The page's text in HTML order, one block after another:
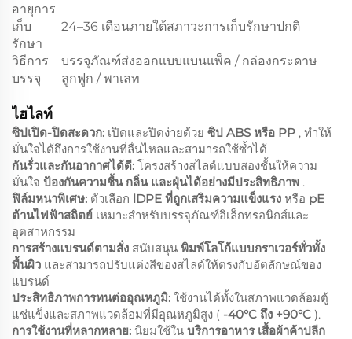
อายุการ
เก็บ
รักษา
24–36 เดือนภายใต้สภาวะการเก็บรักษาปกติ
วิธีการ
บรรจุ
บรรจุภัณฑ์ส่งออกแบบแบนแพ็ค / กล่องกระดาษ
ลูกฟูก / พาเลท
ไฮไลท์
ซิปเปิด-ปิดสะดวก: เปิดและปิดง่ายด้วย ซิป ABS หรือ PP , ทำให้
มั่นใจได้ถึงการใช้งานที่ลื่นไหลและสามารถใช้ซ้ำได้
กันรั่วและกันอากาศได้ดี: โครงสร้างสไลด์แบบสองชั้นให้ความ
มั่นใจ ป้องกันความชื้น กลิ่น และฝุ่นได้อย่างมีประสิทธิภาพ .
ฟิล์มหนาพิเศษ: ตัวเลือก lDPE ที่ถูกเสริมความแข็งแรง หรือ pE
ต้านไฟฟ้าสถิตย์ เหมาะสำหรับบรรจุภัณฑ์อิเล็กทรอนิกส์และ
อุตสาหกรรม
การสร้างแบรนด์ตามสั่ง สนับสนุน พิมพ์โลโก้แบบกราเวอร์ทั่วทั้ง
พื้นผิว และสามารถปรับแต่งสีของสไลด์ให้ตรงกับอัตลักษณ์ของ
แบรนด์
ประสิทธิภาพการทนต่ออุณหภูมิ: ใช้งานได้ทั้งในสภาพแวดล้อมตู้
แช่แข็งและสภาพแวดล้อมที่มีอุณหภูมิสูง ( -40°C ถึง +90°C ).
การใช้งานที่หลากหลาย: นิยมใช้ใน บริการอาหาร เสื้อผ้าค้าปลีก